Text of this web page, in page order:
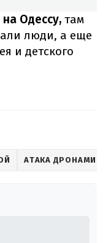
на Одессу, там
люди, а еще
и детского
АТАКА ДРОНАМИ-